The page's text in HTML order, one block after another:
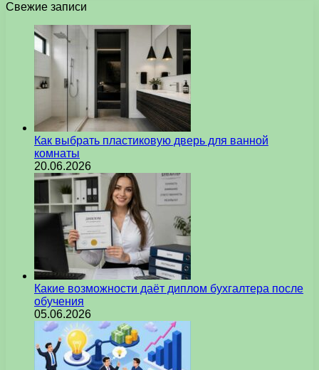
Свежие записи
Как выбрать пластиковую дверь для ванной
комнаты
20.06.2026
Какие возможности даёт диплом бухгалтера после
обучения
05.06.2026